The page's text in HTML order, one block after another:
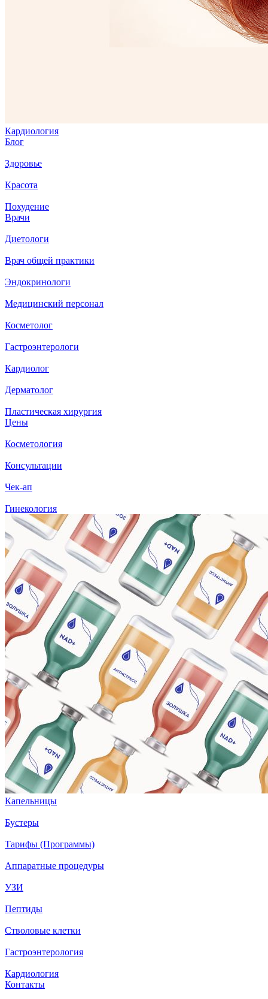
Кардиология
Блог
Здоровье
Красота
Похудение
Врачи
Диетологи
Врач общей практики
Эндокринологи
Медицинский персонал
Косметолог
Гастроэнтерологи
Кардиолог
Дерматолог
Пластическая хирургия
Цены
Косметология
Консультации
Чек-ап
Гинекология
Капельницы
Бустеры
Тарифы (Программы)
Аппаратные процедуры
УЗИ
Пептиды
Стволовые клетки
Гастроэнтерология
Кардиология
Контакты